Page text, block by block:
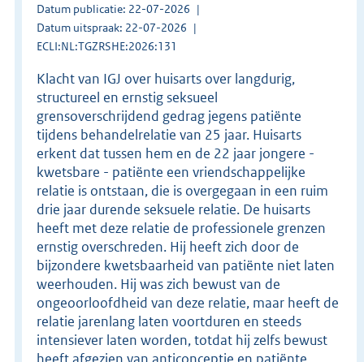
Datum publicatie: 22-07-2026
Datum uitspraak: 22-07-2026
ECLI:NL:TGZRSHE:2026:131
Klacht van IGJ over huisarts over langdurig,
structureel en ernstig seksueel
grensoverschrijdend gedrag jegens patiënte
tijdens behandelrelatie van 25 jaar. Huisarts
erkent dat tussen hem en de 22 jaar jongere -
kwetsbare - patiënte een vriendschappelijke
relatie is ontstaan, die is overgegaan in een ruim
drie jaar durende seksuele relatie. De huisarts
heeft met deze relatie de professionele grenzen
ernstig overschreden. Hij heeft zich door de
bijzondere kwetsbaarheid van patiënte niet laten
weerhouden. Hij was zich bewust van de
ongeoorloofdheid van deze relatie, maar heeft de
relatie jarenlang laten voortduren en steeds
intensiever laten worden, totdat hij zelfs bewust
heeft afgezien van anticonceptie en patiënte